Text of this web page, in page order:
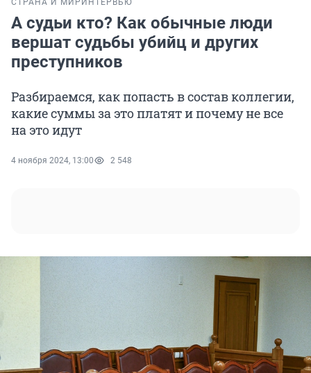
СТРАНА И МИР ИНТЕРВЬЮ
А судьи кто? Как обычные люди
вершат судьбы убийц и других
преступников
Разбираемся, как попасть в состав коллегии,
какие суммы за это платят и почему не все
на это идут
4 ноября 2024, 13:00 2 548